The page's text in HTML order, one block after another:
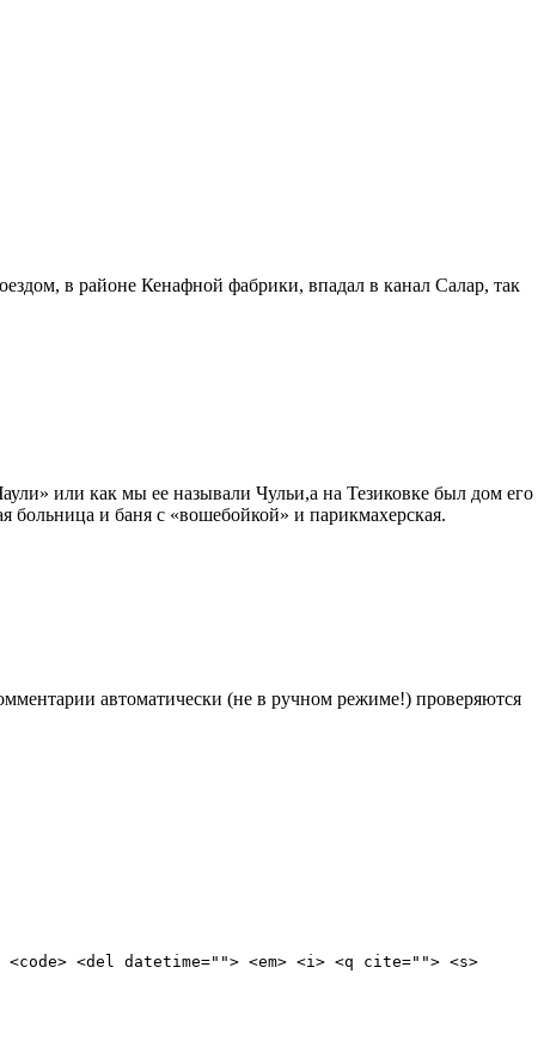
в районе Кенафной фабрики, впадал в канал Салар, так
или как мы ее называли Чульи,а на Тезиковке был дом его
и баня с «вошебойкой» и парикмахерская.
автоматически (не в ручном режиме!) проверяются
<del datetime=""> <em> <i> <q cite=""> <s>